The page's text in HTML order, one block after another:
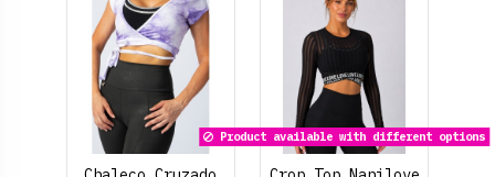
Product available with different options